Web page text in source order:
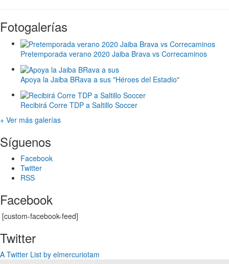
Fotogalerías
Pretemporada verano 2020 Jaiba Brava vs Correcaminos
Apoya la Jaiba BRava a sus "Héroes del Estadio"
Recibirá Corre TDP a Saltillo Soccer
+ Ver más galerías
Síguenos
Facebook
Twitter
RSS
Facebook
[custom-facebook-feed]
Twitter
A Twitter List by elmercuriotam